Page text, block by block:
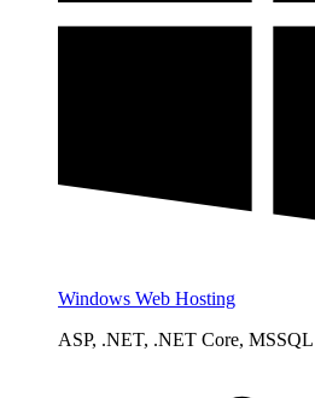
Windows Web Hosting
ASP, .NET, .NET Core,